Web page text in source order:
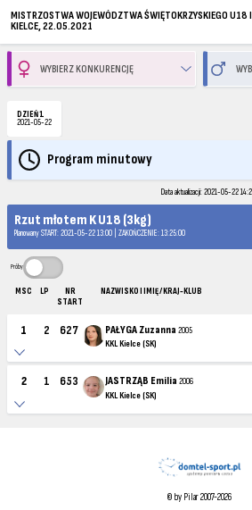
MISTRZOSTWA WOJEWÓDZTWA ŚWIĘTOKRZYSKIEGO
KIELCE, 22.05.2021
DZIEŃ 1
2021-05-22
Program minutowy
Data aktualizacji: 2021-05-22
Rzut młotem K U18 (3kg)
Planowany START: 2021-05-22 13:00 | ZAKOŃCZENIE: 13:25:00
Próby
MSC LP
NR
START
NAZWISKO I IMIĘ / KRAJ-KLUB
1 2 627 PAŁYGA Zuzanna2005
KKL Kielce (SK)
2 1 653 JASTRZĄB Emilia2006
KKL Kielce (SK)
© by Pilar 2007-2026